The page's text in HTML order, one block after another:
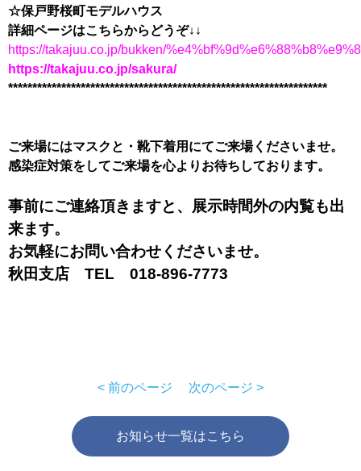
☆保戸野桜町モデルハウス
詳細ページはこちらからどうぞ↓↓
https://takajuu.co.jp/bukken/
https://takajuu.co.jp/sakura/
******************************************************************
ご来場にはマスクと・靴下着用にてご来場くださいませ。
感染症対策をしてご来場を心よりお待ちしております。
事前にご連絡頂きますと、展示時間外の内覧も出
来ます。
お気軽にお問い合わせくださいませ。
秋田支店 TEL 018-896-7773
< 前のページ 次のページ >
お知らせ一覧はこちら